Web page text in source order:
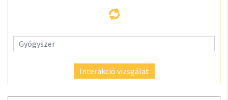
Interakció vizsgálat